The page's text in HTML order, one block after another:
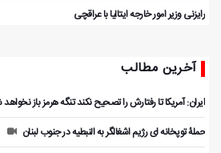
رایزنی وزیر امور خارجه ایتالیا با عراقچی
آخرین مطالب
ایران: آمریکا تا رفتارش را تصحیح نکند تنگه هرمز باز
حملۀ توپخانه ای رژیم اشغالگر به النبطیه در جنوب لبنان